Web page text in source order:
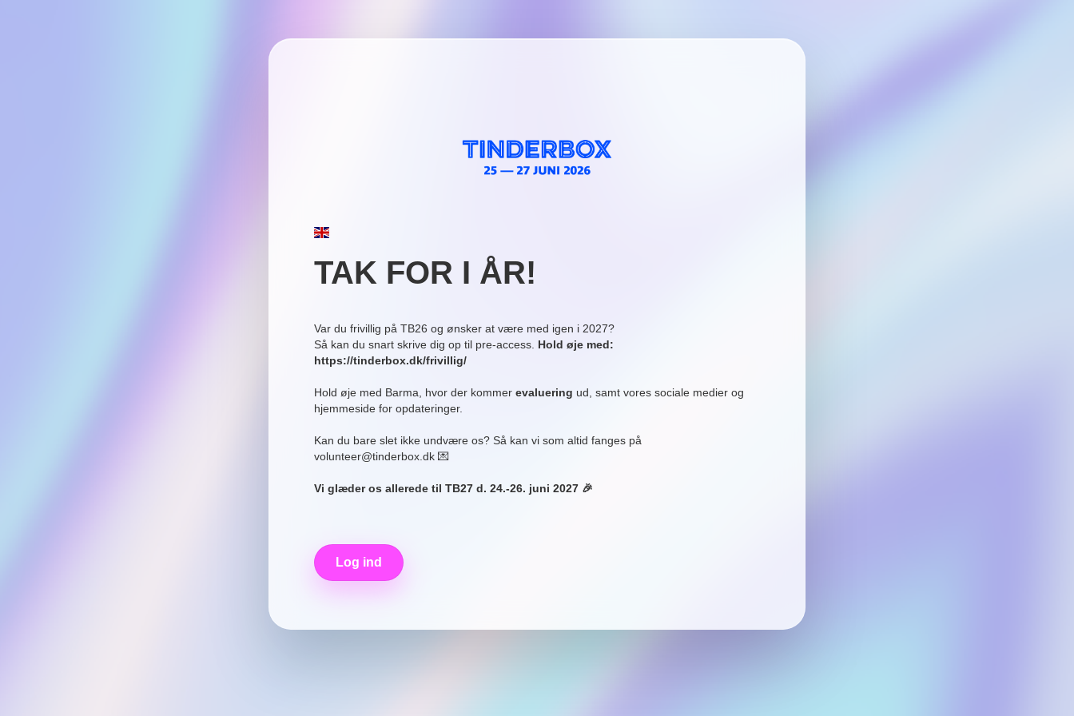
TAK FOR I ÅR!
Var du frivillig på TB26 og ønsker at være med igen i 2027?
Så kan du snart skrive dig op til pre-access. Hold øje med:
https://tinderbox.dk/frivillig/
Hold øje med Barma, hvor der kommer evaluering ud, samt vores sociale medier og
hjemmeside for opdateringer.
Kan du bare slet ikke undvære os? Så kan vi som altid fanges på
volunteer@tinderbox.dk 💌
Vi glæder os allerede til TB27 d. 24.-26. juni 2027 🎉
Log ind